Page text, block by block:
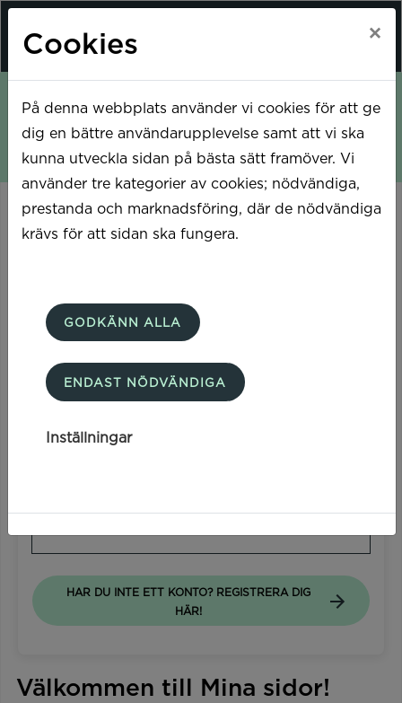
Hem Mina sidor
Mina sidor
Mobilt BankId på annan enhet
HAR DU INTE ETT KONTO? REGISTRERA DIG
HÄR!
Välkommen till Mina sidor!
Cookies ×
På denna webbplats använder vi cookies för att ge
dig en bättre användarupplevelse samt att vi ska
kunna utveckla sidan på bästa sätt framöver. Vi
använder tre kategorier av cookies; nödvändiga,
prestanda och marknadsföring, där de nödvändiga
krävs för att sidan ska fungera.
GODKÄNN ALLA
ENDAST NÖDVÄNDIGA
Inställningar